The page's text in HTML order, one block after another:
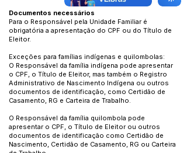
Documentos necessários
Para o Responsável pela Unidade Familiar é
obrigatória a apresentação do CPF ou do Título de
Eleitor.
Exceções para famílias indígenas e quilombolas:
O Responsável da família indígena pode apresentar
o CPF, o Título de Eleitor, mas também o Registro
Administrativo de Nascimento Indígena ou outros
documentos de identificação, como Certidão de
Casamento, RG e Carteira de Trabalho.
O Responsável da família quilombola pode
apresentar o CPF, o Título de Eleitor ou outros
documentos de identificação como Certidão de
Nascimento, Certidão de Casamento, RG ou Carteira